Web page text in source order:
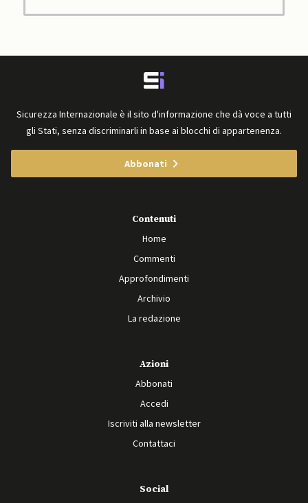
Sicurezza Internazionale è il sito d'informazione che dà voce a tutti
gli Stati, senza discriminarli in base ai blocchi di appartenenza.
Abbonati
Contenuti
Home
Commenti
Approfondimenti
Archivio
La redazione
Azioni
Abbonati
Accedi
Iscriviti alla newsletter
Contattaci
Social